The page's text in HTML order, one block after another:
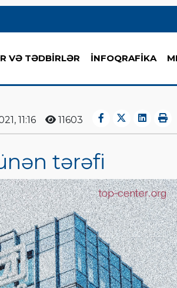
VƏ TƏDBİRLƏR İNFOQRAFİKA
11:16 11603
tərəfi